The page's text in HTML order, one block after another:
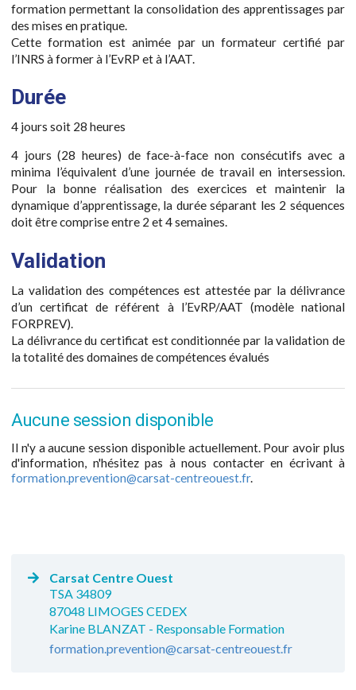
formation permettant la consolidation des apprentissages par
des mises en pratique.
Cette formation est animée par un formateur certifié par
l’INRS à former à l’EvRP et à l’AAT.
Durée
4 jours soit 28 heures
4 jours (28 heures) de face-à-face non consécutifs avec a
minima l’équivalent d’une journée de travail en intersession.
Pour la bonne réalisation des exercices et maintenir la
dynamique d’apprentissage, la durée séparant les 2 séquences
doit être comprise entre 2 et 4 semaines.
Validation
La validation des compétences est attestée par la délivrance
d’un certificat de référent à l’EvRP/AAT (modèle national
FORPREV).
La délivrance du certificat est conditionnée par la validation de
la totalité des domaines de compétences évalués
Aucune session disponible
Il n'y a aucune session disponible actuellement. Pour avoir plus
d'information, n'hésitez pas à nous contacter en écrivant à
formation.prevention@carsat-centreouest.fr.
Carsat Centre Ouest
TSA 34809
87048 LIMOGES CEDEX
Karine BLANZAT - Responsable Formation
formation.prevention@carsat-centreouest.fr